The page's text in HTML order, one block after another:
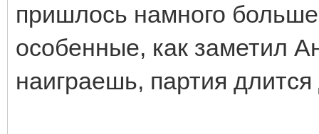
пришлось намного
особенные, как заметил
наиграешь, партия длится